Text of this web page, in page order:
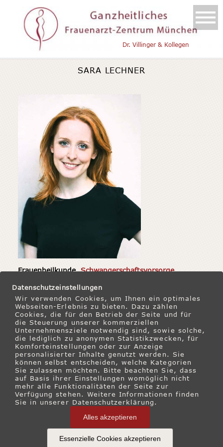
Dr. Villinger & Kollegen
SARA LECHNER
Frauenheilkunde,Schwangerschaftsvorsorge
Privat- und Kassensprechstunde Gynäkologie
und Geburtshilfe, Schwangerschaftsvorsorge,
Verhütungsberatung. Seit 2015 in der
Gynäkologie und Geburtshilfe tätig und ab 12.
März 2026 nach ihrer Babypause imÄrzteteam
desGanzheitlichen Frauenarzt-Zentrums
München.
Fremdsprachen: Polnisch (2. Muttersprache) und
Englisch
-> Termin online buchen
Datenschutzeinstellungen
Wir verwenden Cookies, um Ihnen ein optimales
Webseiten-Erlebnis zu bieten. Dazu zählen
Cookies, die für den Betrieb der Seite und für
die Steuerung unserer kommerziellen
Unternehmensziele notwendig sind, sowie solche,
die lediglich zu anonymen Statistikzwecken, für
Komforteinstellungen oder zur Anzeige
personalisierter Inhalte genutzt werden. Sie
können selbst entscheiden, welche Kategorien
Sie zulassen möchten. Bitte beachten Sie, dass
auf Basis ihrer Einstellungen womöglich nicht
mehr alle Funktionalitäten der Seite zur
Verfügung stehen. Weitere Informationen finden
Sie in unserer Datenschutzerklärung.
Alles akzeptieren
Essenzielle Cookies akzeptieren